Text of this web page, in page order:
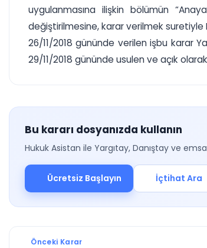
uygulanmasına ilişkin bölümün
değiştirilmesine, karar verilmek suretiyle
26/11/2018 gününde verilen işbu karar
29/11/2018 gününde usulen ve açık olarak
Bu kararı dosyanızda kullanın
Hukuk Asistan ile Yargıtay, Danıştay ve
Ücretsiz Başlayın İçtihat Ara
Önceki Karar